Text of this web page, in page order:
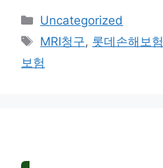
카
테
리
Uncategorized
태
그
MRI청구, 롯데손해보험
보험